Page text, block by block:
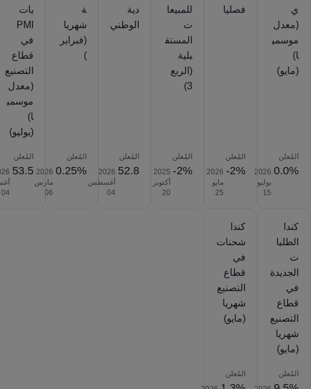
ي
(معدل
موسمي
ا)
(مايو)
المُعلن
0.0%
2026‎
يوليو
‎15
فصليا
المُعلن
-2%
2026‎
مايو
‎25
للمبيعا
ت
المستق
بلية
(الربع
3)
المُعلن
-2%
2025‎
أكتوبر
‎20
دية
الوطني
المُعلن
52.8
2026‎
أغسطس
‎04
ة
شهريا
(فبراير
)
المُعلن
0.25%
2026‎
مارس
‎06
يات
PMI
في
قطاع
التصنيع
(معدل
موسمي
ا)
(يوليو)
المُعلن
53.5
‎04
كندا
الطلبا
ت
الجديدة
في
قطاع
التصنيع
شهريا
(مايو)
المُعلن
كندا
شحنات
في
قطاع
التصنيع
شهريا
(مايو)
المُعلن